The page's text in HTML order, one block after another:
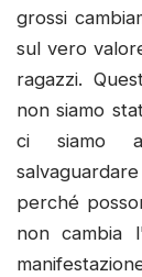
grossi
sul vero
ragazzi.
non siamo
ci siamo
perché
non cambia